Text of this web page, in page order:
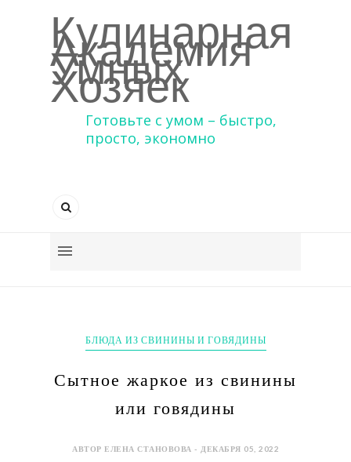
Кулинарная
Академия
Умных
Хозяек
Готовьте с умом – быстро,
просто, экономно
БЛЮДА ИЗ СВИНИНЫ И ГОВЯДИНЫ
Сытное жаркое из свинины
или говядины
АВТОР ЕЛЕНА СТАНОВОВА - ДЕКАБРЯ 05, 2022